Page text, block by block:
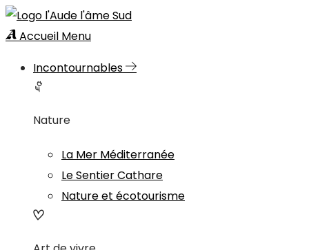
Accueil Menu
Incontournables
Nature
La Mer Méditerranée
Le Sentier Cathare
Nature et écotourisme